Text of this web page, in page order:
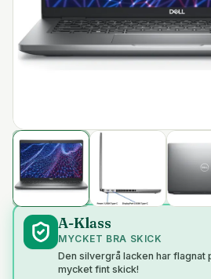
A-Klass
MYCKET BRA SKICK
Den silvergrå lacken har flagnat
mycket fint skick!